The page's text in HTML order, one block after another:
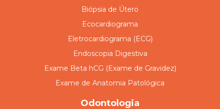
Biópsia de Útero
Ecocardiograma
Eletrocardiograma (ECG)
Endoscopia Digestiva
Exame Beta hCG (Exame de Gravidez)
Exame de Anatomia Patológica
Odontologia